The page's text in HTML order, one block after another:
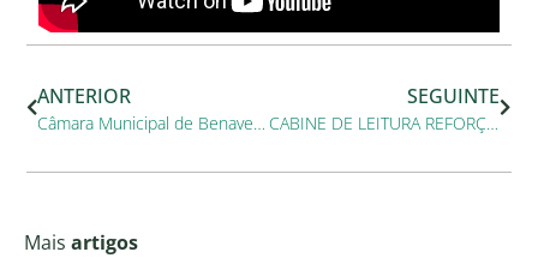
ANTERIOR
Câmara Municipal de Benavente aprova projeto e submete candidatura da nova Escola Secundária de Samora Correia
SEGUINTE
CABINE DE LEITURA REFORÇA ACESSO À CULTURA E À LEITURA EM BENAVENTE
Mais artigos